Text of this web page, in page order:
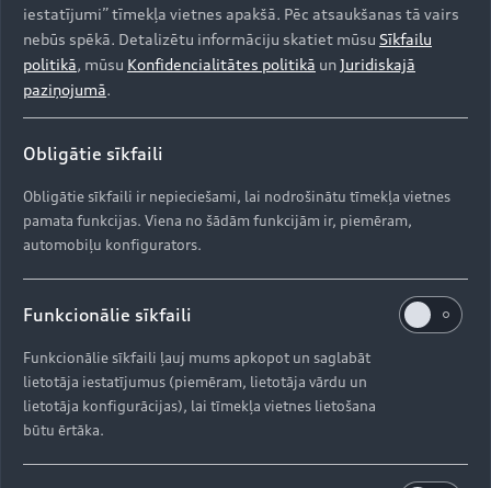
iestatījumi” tīmekļa vietnes apakšā. Pēc atsaukšanas tā vairs
nebūs spēkā. Detalizētu informāciju skatiet mūsu Sīkfailu
politikā, mūsu Konfidencialitātes politikā unJuridiskajā
paziņojumā.
Obligātie sīkfaili
Obligātie sīkfaili ir nepieciešami, lai nodrošinātu tīmekļa vietnes
pamata funkcijas. Viena no šādām funkcijām ir, piemēram,
automobiļu konfigurators.
Funkcionālie sīkfaili
Funkcionālie sīkfaili ļauj mums apkopot un saglabāt
lietotāja iestatījumus (piemēram, lietotāja vārdu un
lietotāja konfigurācijas), lai tīmekļa vietnes lietošana
būtu ērtāka.